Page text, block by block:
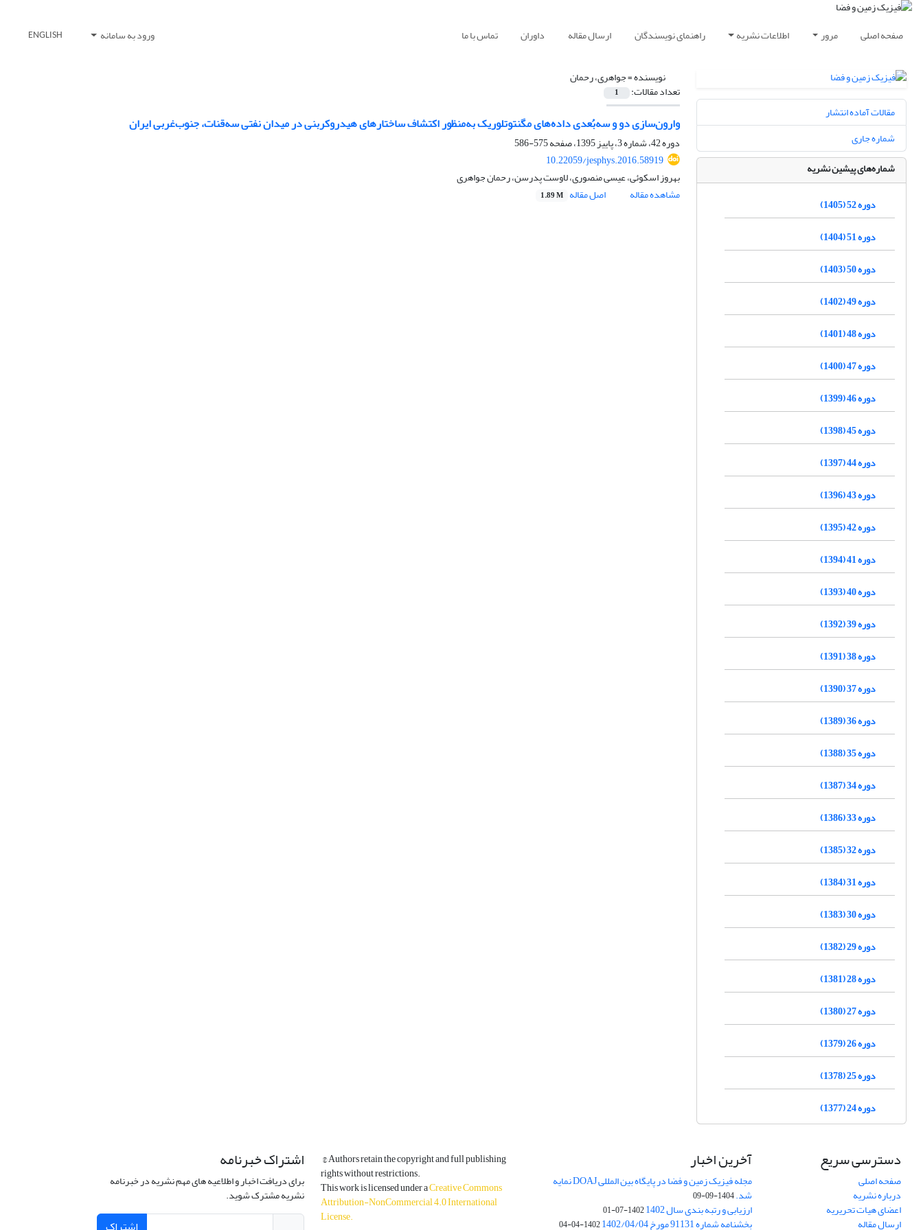
صفحه اصلی مرور اطلاعات نشریه راهنمای نویسندگان ارسال مقاله داوران تماس با ما ورود به سامانه ENGLISH
نویسنده =جواهری، رحمان
تعداد مقالات: 1
وارون‌سازی دو و سه‌بُعدی داده‌های مگنتوتلوریک به‌منظور اکتشاف ساختارهای هیدروکربنی در میدان نفتی سه‌قنات، جنوب‌غربی ایران
دوره 42، شماره 3، پاییز 1395، صفحه
575-586
10.22059/jesphys.2016.58919
بهروز اسکوئی، عیسی منصوری، لاوست پدرسن، رحمان جواهری
مشاهده مقاله
اصل مقاله 1.89 M
مقالات آماده انتشار
شماره جاری
شماره‌های پیشین نشریه
دوره 52 (1405)
دوره 51 (1404)
دوره 50 (1403)
دوره 49 (1402)
دوره 48 (1401)
دوره 47 (1400)
دوره 46 (1399)
دوره 45 (1398)
دوره 44 (1397)
دوره 43 (1396)
دوره 42 (1395)
دوره 41 (1394)
دوره 40 (1393)
دوره 39 (1392)
دوره 38 (1391)
دوره 37 (1390)
دوره 36 (1389)
دوره 35 (1388)
دوره 34 (1387)
دوره 33 (1386)
دوره 32 (1385)
دوره 31 (1384)
دوره 30 (1383)
دوره 29 (1382)
دوره 28 (1381)
دوره 27 (1380)
دوره 26 (1379)
دوره 25 (1378)
دوره 24 (1377)
دسترسی سریع
صفحه اصلی
درباره نشریه
اعضای هیات تحریریه
ارسال مقاله
آخرین اخبار
مجله فیزیک زمین و فضا در پایگاه بین المللی DOAJ نمایه
شد.1404-09-09
ارزیابی و رتبه بندی سال 1402 1402-07-01
بخشنامه شماره 91131 مورخ 1402/04/04 1402-04-04
© Authors retain the copyright and full publishing
rights without restrictions.
This work is licensed under aCreative Commons
Attribution-NonCommercial 4.0 International
License.
اشتراک خبرنامه
برای دریافت اخبار و اطلاعیه های مهم نشریه در خبرنامه
نشریه مشترک شوید.